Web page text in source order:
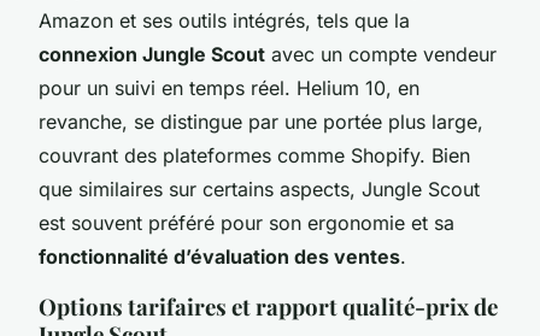
Amazon et ses outils intégrés, tels que la
connexion Jungle Scout avec un compte vendeur
pour un suivi en temps réel. Helium 10, en
revanche, se distingue par une portée plus large,
couvrant des plateformes comme Shopify. Bien
que similaires sur certains aspects, Jungle Scout
est souvent préféré pour son ergonomie et sa
fonctionnalité d’évaluation des ventes.
Options tarifaires et rapport qualité-prix de